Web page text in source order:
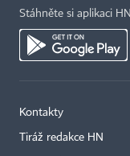
Stáhněte si aplikaci HN
Kontakty
Tiráž redakce HN